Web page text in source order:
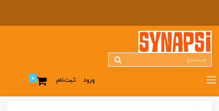
ورود ثبت‌نام 0